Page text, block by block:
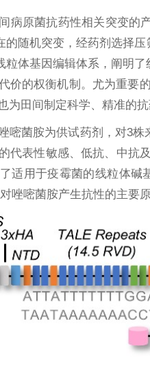
病原菌抗药性相关突变的
的随机突变，经药剂选择
粒体基因编辑体系，阐明
价的权衡机制。尤为重要
为田间制定科学、精准的
嘧菌胺为供试药剂，对3
代表性敏感、低抗、中抗
适用于疫霉菌的线粒体
唑嘧菌胺产生抗性的主要原